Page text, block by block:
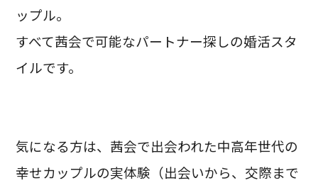
ップル。
すべて茜会で可能なパートナー探しの婚活スタ
イルです。
気になる方は、茜会で出会われた中高年世代の
幸せカップルの実体験（出会いから、交際まで